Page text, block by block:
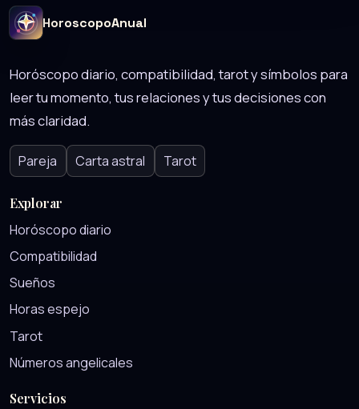
HoroscopoAnual
Horóscopo diario, compatibilidad, tarot y símbolos para
leer tu momento, tus relaciones y tus decisiones con
más claridad.
Pareja Carta astral Tarot
Explorar
Horóscopo diario
Compatibilidad
Sueños
Horas espejo
Tarot
Números angelicales
Servicios